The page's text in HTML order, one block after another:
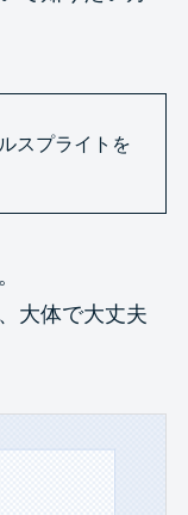
スプライトを
大体で大丈夫